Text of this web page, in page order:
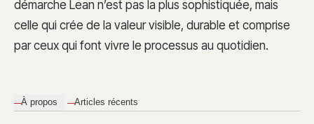
démarche Lean n’est pas la plus sophistiquée, mais
celle qui crée de la valeur visible, durable et comprise
par ceux qui font vivre le processus au quotidien.
À propos Articles récents